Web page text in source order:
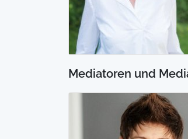
Mediatoren und